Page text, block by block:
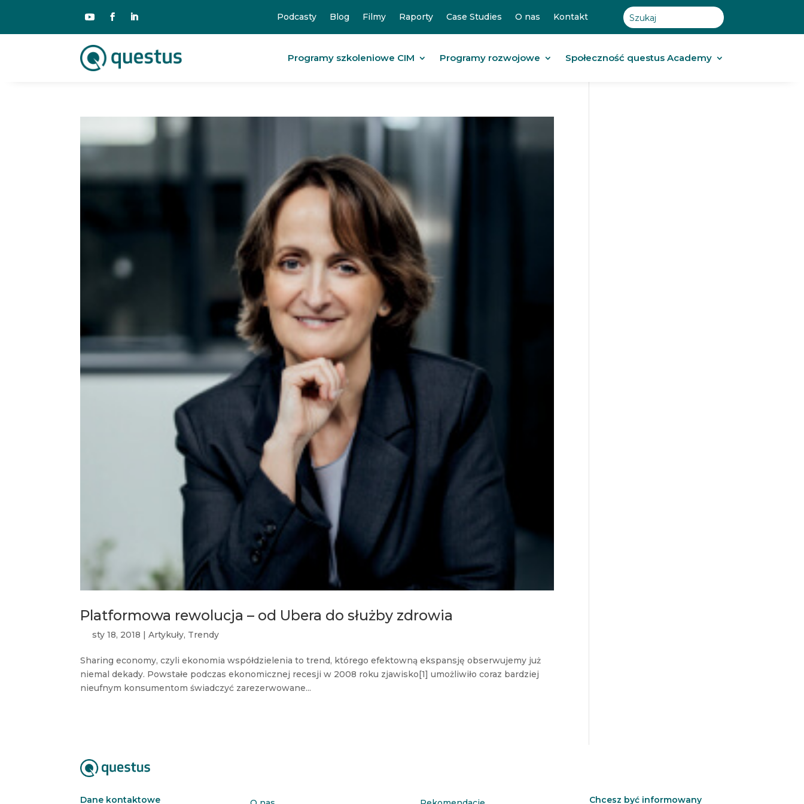
Podcasty Blog Filmy Raporty Case Studies O nas Kontakt
Programy szkoleniowe CIM Programy rozwojowe Społeczność questus Academy
Platformowa rewolucja – od Ubera do służby zdrowia
sty 18, 2018 |Artykuły, Trendy
Sharing economy, czyli ekonomia współdzielenia to trend, którego efektowną ekspansję obserwujemy już
niemal dekady. Powstałe podczas ekonomicznej recesji w 2008 roku zjawisko[1] umożliwiło coraz bardziej
nieufnym konsumentom świadczyć zarezerwowane...
Dane kontaktowe Chcesz być informowany